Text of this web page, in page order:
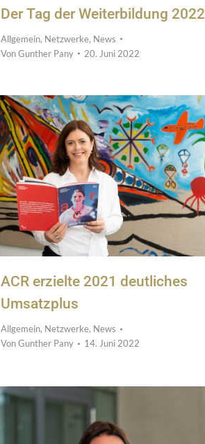
Der Tag der Weiterbildung 2022
Allgemein, Netzwerke, News
VonGunther Pany 20. Juni 2022
ACR erzielte 2021 deutliches
Umsatzplus
Allgemein, Netzwerke, News
VonGunther Pany 14. Juni 2022